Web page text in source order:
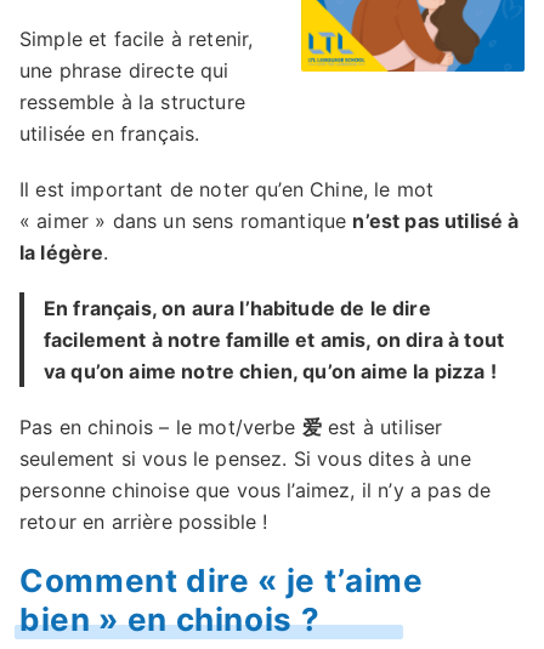
Simple et facile à retenir,
une phrase directe qui
ressemble à la structure
utilisée en français.
Il est important de noter qu’en Chine, le mot
« aimer » dans un sens romantique n’est pas utilisé à
la légère.
En français, on aura l’habitude de le dire
facilement à notre famille et amis, on dira à tout
va qu’on aime notre chien, qu’on aime la pizza !
Pas en chinois – le mot/verbe 爱est à utiliser
seulement si vous le pensez. Si vous dites à une
personne chinoise que vous l’aimez, il n’y a pas de
retour en arrière possible !
Comment dire « je t’aime
bien » en chinois ?